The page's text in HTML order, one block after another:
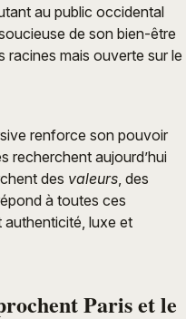
au public occidental
de son bien-être
racines mais ouverte sur le
renforce son pouvoir
recherchent aujourd’hui
des valeurs , des
à toutes ces
luxe et
Paris et le